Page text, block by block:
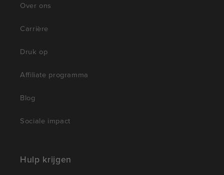
Over ons
Carrière
Druk op
Affiliate programma
Blog
Sociale impact
Hulp krijgen